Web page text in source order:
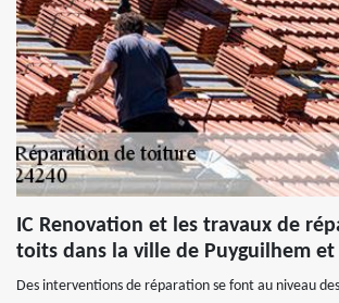
IC Renovation et les travaux de
toits dans la ville de Puyguilhem et
Des interventions de réparation se font au niveau